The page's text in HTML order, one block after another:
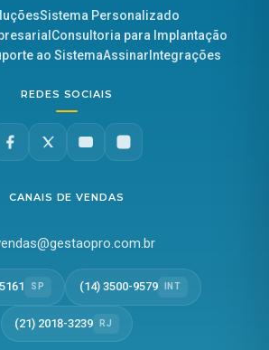
Sistema Personalizado
Consultoria para Implantação
ao SistemaAssinar Integrações
REDES SOCIAIS
CANAIS DE VENDAS
SP (14) 3500-9579 INT
(21) 2018-3239 RJ